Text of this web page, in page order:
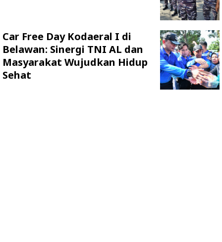
Car Free Day Kodaeral I di
Belawan: Sinergi TNI AL dan
Masyarakat Wujudkan Hidup
Sehat